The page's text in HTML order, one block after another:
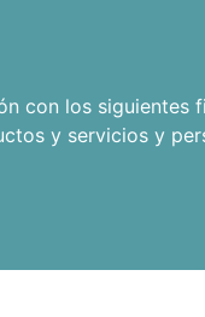
con los siguientes
y servicios y